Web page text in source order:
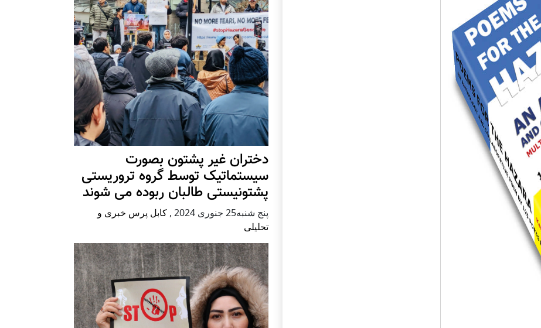
دختران غیر پشتون بصورت
سیستماتیک توسط گروه تروریستی
پشتونیستی طالبان ربوده می شوند
پنج شنبه25 جنوری 2024 , کابل پرس خبری و
تحلیلی